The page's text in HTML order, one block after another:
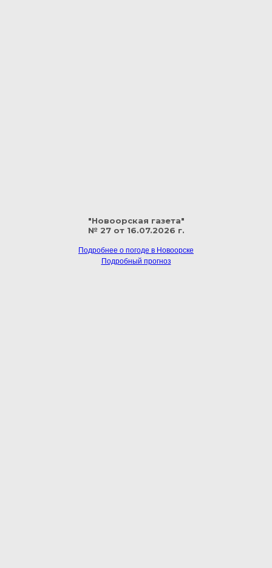
"Новоорская газета"
№ 27 от 16.07.2026 г.
Подробнее о погоде в Новоорске
Подробный прогноз